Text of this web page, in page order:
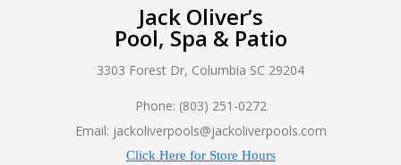
Jack Oliver’s
Pool, Spa & Patio
3303 Forest Dr, Columbia SC 29204
Phone: (803) 251-0272
Email: jackoliverpools@jackoliverpools.com
Click Here for Store Hours